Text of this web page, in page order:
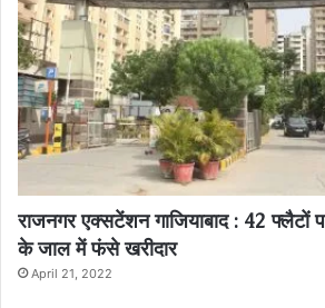
राजनगर एक्सटेंशन गाजियाबाद : 42 फ्लैटों
के जाल में फंसे खरीदार
April 21, 2022